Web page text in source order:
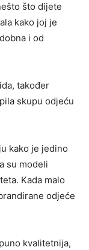
što dijete
kako joj je
i od
također
skupu odjeću
kako je jedino
su modeli
Kada malo
odjeće
kvalitetnija,